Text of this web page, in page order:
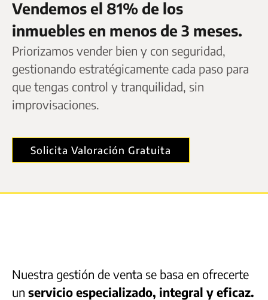
Vendemos el 81% de los
inmuebles en menos de 3 meses.
Priorizamos vender bien y con seguridad,
gestionando estratégicamente cada paso para
que tengas control y tranquilidad, sin
improvisaciones.
Solicita Valoración Gratuita
Nuestra gestión de venta se basa en ofrecerte
un servicio especializado, integral y eficaz.